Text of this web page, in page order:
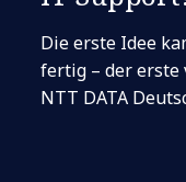
Die erste Idee
fertig – der
NTT DATA